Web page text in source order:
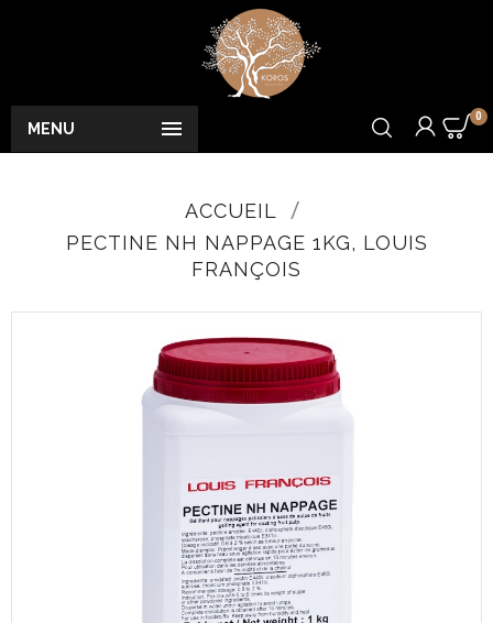

MENU
0
ACCUEIL
PECTINE NH NAPPAGE 1KG, LOUIS
FRANÇOIS